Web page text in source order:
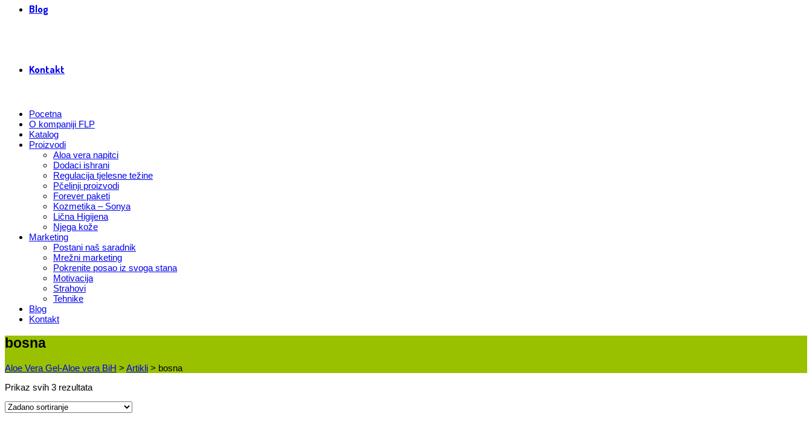
Blog
Kontakt
Pocetna
O kompaniji FLP
Katalog
Proizvodi
Aloa vera napitci
Dodaci ishrani
Regulacija tjelesne težine
Pčelinji proizvodi
Forever paketi
Kozmetika – Sonya
Lična Higijena
Njega kože
Marketing
Postani naš saradnik
Mrežni marketing
Pokrenite posao iz svoga stana
Motivacija
Strahovi
Tehnike
Blog
Kontakt
bosna
Aloe Vera Gel-Aloe vera BiH > Artikli > bosna
Prikaz svih 3 rezultata